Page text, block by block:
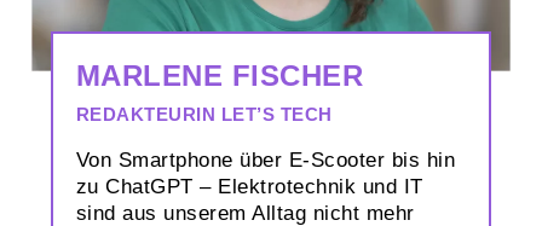
MARLENE FISCHER
REDAKTEURIN LET’S TECH
Von Smartphone über E-Scooter bis hin
zu ChatGPT – Elektrotechnik und IT
sind aus unserem Alltag nicht mehr